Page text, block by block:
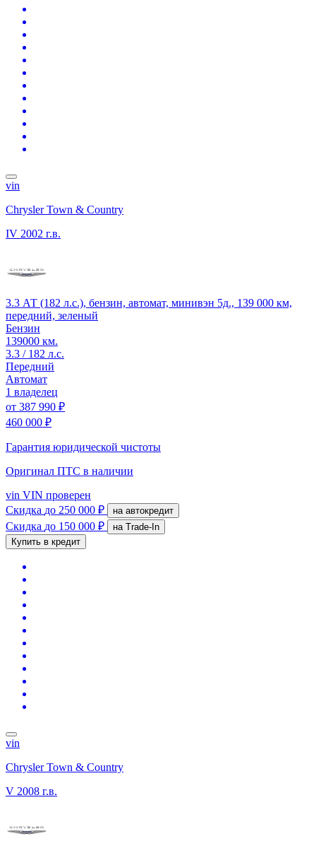
vin
Chrysler Town & Country
IV 2002 г.в.
3.3 АТ (182 л.с.), бензин, автомат, минивэн 5д., 139 000 км,
передний, зеленый
Бензин
139000 км.
3.3 / 182 л.с.
Передний
Автомат
1 владелец
от 387 990 ₽
460 000 ₽
Гарантия юридической чистоты
Оригинал ПТС в наличии
vin VIN проверен
Скидка до 250 000 ₽ на автокредит
Скидка до 150 000 ₽
на Trade-In
Купить в кредит
vin
Chrysler Town & Country
V 2008 г.в.